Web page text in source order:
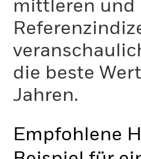
mittleren und
die beste
Jahren.
Empfohlene